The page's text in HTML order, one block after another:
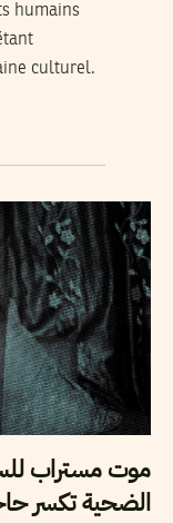
humains
culturel.
موت مستراب
الضحية تكسر